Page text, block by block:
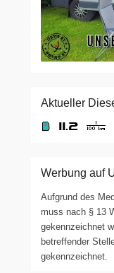
Aktueller
Werbung auf
Aufgrund des
muss nach § 13
gekennzeichnet
betreffender
gekennzeichnet.